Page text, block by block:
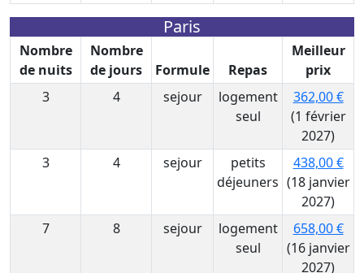
Paris
Nombre
de nuits
Nombre
de jours
Formule Repas
Meilleur
prix
3
4 sejour
logement
seul
362,00 €
(1 février
2027)
3
4 sejour
petits
déjeuners
438,00 €
(18 janvier
2027)
7
8 sejour
logement
seul
658,00 €
(16 janvier
2027)